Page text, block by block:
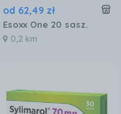
od 62,49 zł
Esoxx One 20 sasz.
0,2 km